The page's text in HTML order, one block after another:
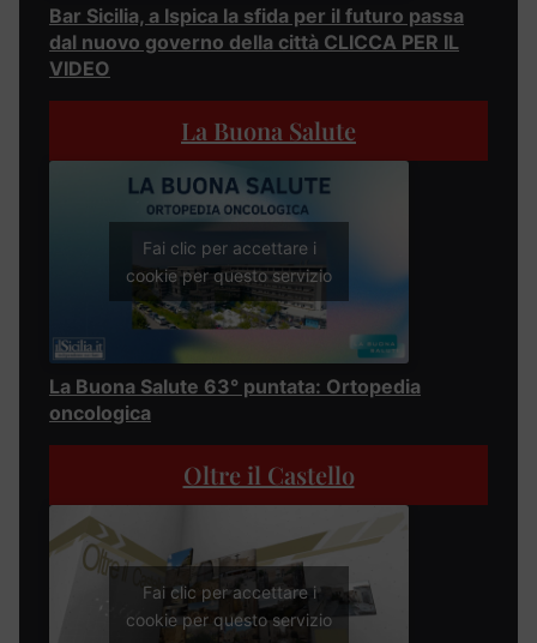
Bar Sicilia, a Ispica la sfida per il futuro passa
dal nuovo governo della città CLICCA PER IL
VIDEO
La Buona Salute
Fai clic per accettare i
cookie per questo servizio
La Buona Salute 63° puntata: Ortopedia
oncologica
Oltre il Castello
Fai clic per accettare i
cookie per questo servizio